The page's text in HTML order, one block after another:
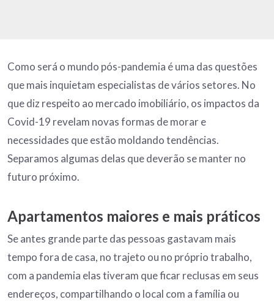
Como será o mundo pós-pandemia é uma das questões
que mais inquietam especialistas de vários setores. No
que diz respeito ao mercado imobiliário, os impactos da
Covid-19 revelam novas formas de morar e
necessidades que estão moldando tendências.
Separamos algumas delas que deverão se manter no
futuro próximo.
Apartamentos maiores e mais práticos
Se antes grande parte das pessoas gastavam mais
tempo fora de casa, no trajeto ou no próprio trabalho,
com a pandemia elas tiveram que ficar reclusas em seus
endereços, compartilhando o local com a família ou